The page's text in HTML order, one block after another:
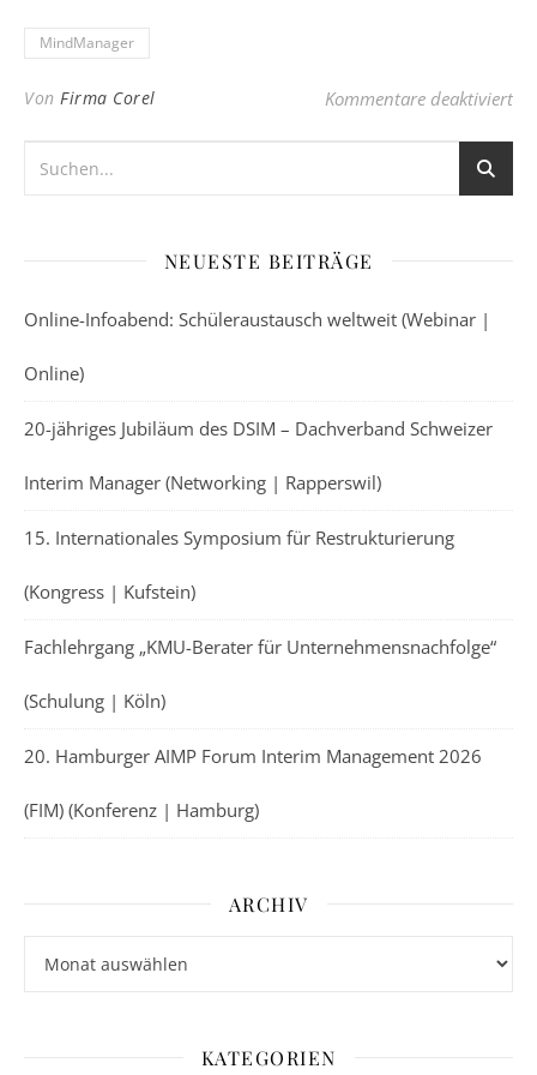
MindManager
Von Firma Corel Kommentare deaktiviertfür
NEUESTE BEITRÄGE
Online-Infoabend: Schüleraustausch weltweit (Webinar |
Online)
20-jähriges Jubiläum des DSIM – Dachverband Schweizer
Interim Manager (Networking | Rapperswil)
15. Internationales Symposium für Restrukturierung
(Kongress | Kufstein)
Fachlehrgang „KMU-Berater für Unternehmensnachfolge“
(Schulung | Köln)
20. Hamburger AIMP Forum Interim Management 2026
(FIM) (Konferenz | Hamburg)
ARCHIV
KATEGORIEN